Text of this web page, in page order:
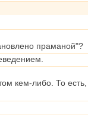
праманой"?
кем-либо. То есть,